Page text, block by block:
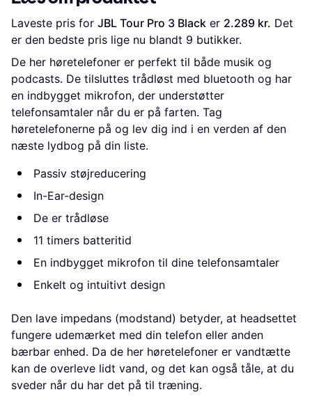
Laveste pris for JBL Tour Pro 3 Black er 2.289 kr. Det
er den bedste pris lige nu blandt 9 butikker.
De her høretelefoner er perfekt til både musik og
podcasts. De tilsluttes trådløst med bluetooth og har
en indbygget mikrofon, der understøtter
telefonsamtaler når du er på farten. Tag
høretelefonerne på og lev dig ind i en verden af den
næste lydbog på din liste.
Passiv støjreducering
In-Ear-design
De er trådløse
11 timers batteritid
En indbygget mikrofon til dine telefonsamtaler
Enkelt og intuitivt design
Den lave impedans (modstand) betyder, at headsettet
fungere udemærket med din telefon eller anden
bærbar enhed. Da de her høretelefoner er vandtætte
kan de overleve lidt vand, og det kan også tåle, at du
sveder når du har det på til træning.